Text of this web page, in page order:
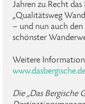
Jahren zu Recht das
„Qualitätsweg
– und nun auch
schönster
Weitere
Die „Das Bergische